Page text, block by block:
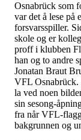
Osnabrück som
var det å lese på
forsvarsspiller.
skole og er
proff i klubben
han og to andre
Jonatan Braut
VFL Osnabrück.
la ved noen
sin sesong-
fra når VFL-
bakgrunnen og